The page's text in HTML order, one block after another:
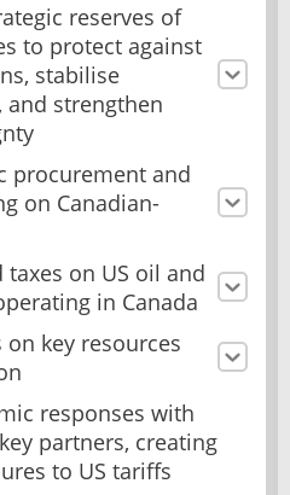
reserves of
to protect against
stabilise
and strengthen
procurement and
on Canadian-
on US oil and
in Canada
key resources
responses with
partners, creating
to US tariffs